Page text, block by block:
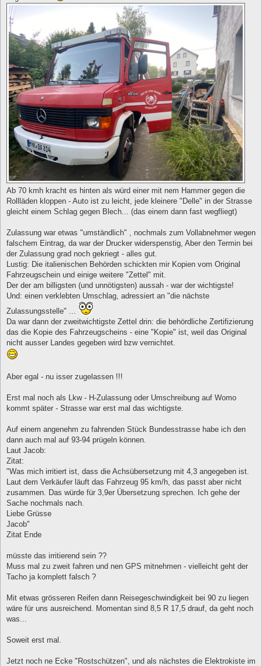
Ab 70 kmh kracht es hinten als würd einer mit nem Hammer gegen die
Rollläden kloppen - Auto ist zu leicht, jede kleinere "Delle" in der Strasse
gleicht einem Schlag gegen Blech... (das einem dann fast wegfliegt)
Zulassung war etwas "umständlich" , nochmals zum Vollabnehmer wegen
falschem Eintrag, da war der Drucker widerspenstig, Aber den Termin bei
der Zulassung grad noch gekriegt - alles gut.
Lustig: Die italienischen Behörden schickten mir Kopien vom Original
Fahrzeugschein und einige weitere "Zettel" mit.
Der der am billigsten (und unnötigsten) aussah - war der wichtigste!
Und: einen verklebten Umschlag, adressiert an "die nächste
Zulassungsstelle" ...
Da war dann der zweitwichtigste Zettel drin: die behördliche Zertifizierung
das die Kopie des Fahrzeugscheins - eine "Kopie" ist, weil das Original
nicht ausser Landes gegeben wird bzw vernichtet.
Aber egal - nu isser zugelassen !!!
Erst mal noch als Lkw - H-Zulassung oder Umschreibung auf Womo
kommt später - Strasse war erst mal das wichtigste.
Auf einem angenehm zu fahrenden Stück Bundesstrasse habe ich den
dann auch mal auf 93-94 prügeln können.
Laut Jacob:
Zitat:
"Was mich irritiert ist, dass die Achsübersetzung mit 4,3 angegeben ist.
Laut dem Verkäufer läuft das Fahrzeug 95 km/h, das passt aber nicht
zusammen. Das würde für 3,9er Übersetzung sprechen. Ich gehe der
Sache nochmals nach.
Liebe Grüsse
Jacob"
Zitat Ende
müsste das irritierend sein ??
Muss mal zu zweit fahren und nen GPS mitnehmen - vielleicht geht der
Tacho ja komplett falsch ?
Mit etwas grösseren Reifen dann Reisegeschwindigkeit bei 90 zu liegen
wäre für uns ausreichend. Momentan sind 8,5 R 17,5 drauf, da geht noch
was...
Soweit erst mal.
Jetzt noch ne Ecke "Rostschützen", und als nächstes die Elektrokiste im